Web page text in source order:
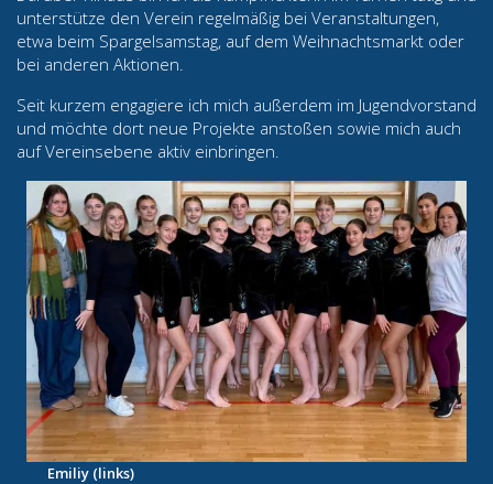
unterstütze den Verein regelmäßig bei Veranstaltungen,
etwa beim Spargelsamstag, auf dem Weihnachtsmarkt oder
bei anderen Aktionen.
Seit kurzem engagiere ich mich außerdem im Jugendvorstand
und möchte dort neue Projekte anstoßen sowie mich auch
auf Vereinsebene aktiv einbringen.
Emiliy (links)